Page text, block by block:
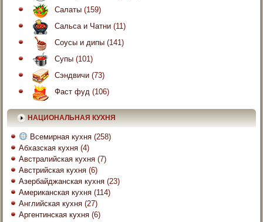
Салаты (159)
Сальса и Чатни (11)
Соусы и дипы (141)
Супы (101)
Сэндвичи (73)
Фаст фуд (106)
НАЦИОНАЛЬНАЯ КУХНЯ
Всемирная кухня (258)
Абхазская кухня (4)
Австралийская кухня (7)
Австрийская кухня (6)
Азербайджанская кухня (23)
Американская кухня (114)
Английская кухня (27)
Аргентинская кухня (6)